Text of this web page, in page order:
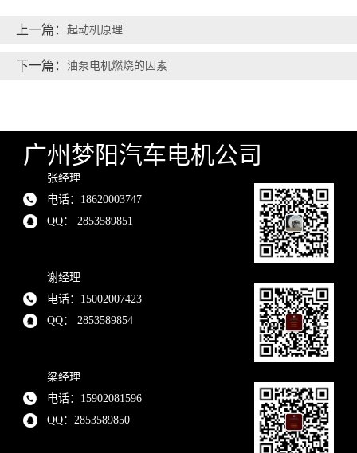
上一篇： 起动机原理
下一篇： 油泵电机燃烧的因素
广州梦阳汽车电机公司
张经理
电话：18620003747
QQ： 2853589851
谢经理
电话：15002007423
QQ： 2853589854
梁经理
电话：15902081596
QQ：2853589850